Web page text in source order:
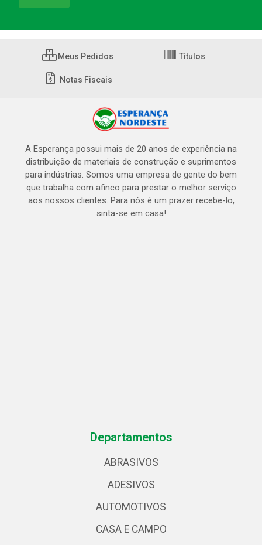
Meus Pedidos Títulos
Notas Fiscais
A Esperança possui mais de 20 anos de experiência na
distribuição de materiais de construção e suprimentos
para indústrias. Somos uma empresa de gente do bem
que trabalha com afinco para prestar o melhor serviço
aos nossos clientes. Para nós é um prazer recebe-lo,
sinta-se em casa!
Departamentos
ABRASIVOS
ADESIVOS
AUTOMOTIVOS
CASA E CAMPO